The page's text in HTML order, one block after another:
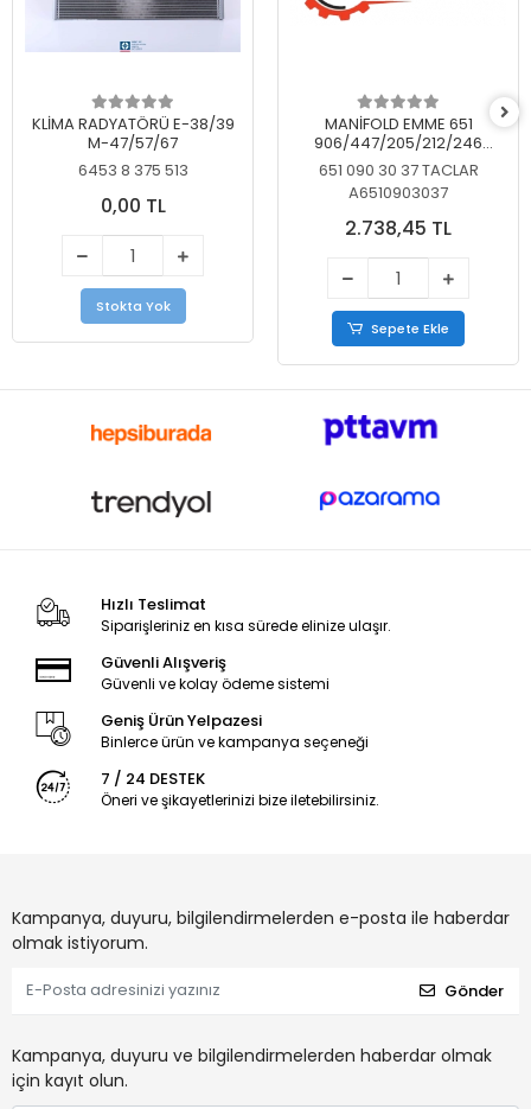
KLİMA RADYATÖRÜ E-38/39
M-47/57/67
6453 8 375 513
0,00 TL
Stokta Yok
MANİFOLD EMME 651
906/447/205/212/246
KELEBEKSİZ
651 090 30 37 TACLAR
A6510903037
2.738,45 TL
Sepete Ekle
Hızlı Teslimat
Siparişleriniz en kısa sürede elinize ulaşır.
Güvenli Alışveriş
Güvenli ve kolay ödeme sistemi
Geniş Ürün Yelpazesi
Binlerce ürün ve kampanya seçeneği
7 / 24 DESTEK
Öneri ve şikayetlerinizi bize iletebilirsiniz.
Kampanya, duyuru, bilgilendirmelerden e-posta ile haberdar
olmak istiyorum.
Gönder
Kampanya, duyuru ve bilgilendirmelerden haberdar olmak
için kayıt olun.